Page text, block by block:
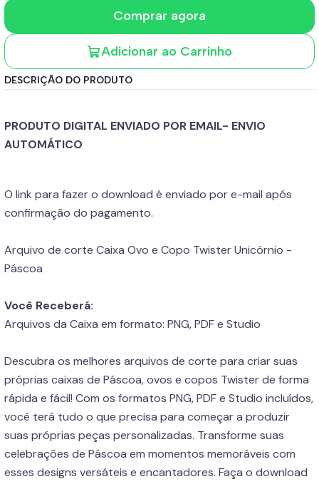
Adicionar ao Carrinho
Comprar agora
DESCRIÇÃO DO PRODUTO
PRODUTO DIGITAL ENVIADO POR EMAIL- ENVIO
AUTOMÁTICO
O link para fazer o download é enviado por e-mail após
confirmação do pagamento.
Arquivo de corte Caixa Ovo e Copo Twister Unicórnio -
Páscoa
Você Receberá:
Arquivos da Caixa em formato: PNG, PDF e Studio
Descubra os melhores arquivos de corte para criar suas
próprias caixas de Páscoa, ovos e copos Twister de forma
rápida e fácil! Com os formatos PNG, PDF e Studio incluídos,
você terá tudo o que precisa para começar a produzir
suas próprias peças personalizadas. Transforme suas
celebrações de Páscoa em momentos memoráveis com
esses designs versáteis e encantadores. Faça o download